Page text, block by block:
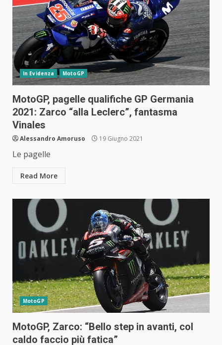
In Evidenza MotoGP
MotoGP, pagelle qualifiche GP Germania
2021: Zarco “alla Leclerc”, fantasma
Vinales
Alessandro Amoruso 19 Giugno 2021
Le pagelle
Read More
MotoGP
MotoGP, Zarco: “Bello step in avanti, col
caldo faccio più fatica”